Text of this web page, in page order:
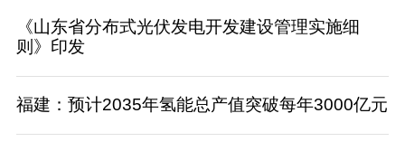
《山东省分布式光伏发电开发建设管理实施细
则》印发
福建：预计2035年氢能总产值突破每年3000亿元